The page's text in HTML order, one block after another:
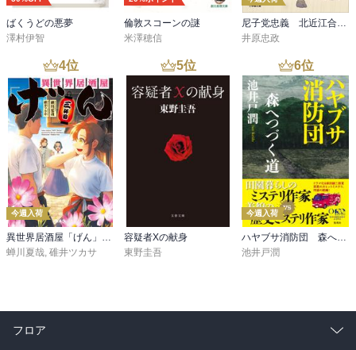
ばくうどの悪夢
澤村伊智
倫敦スコーンの謎
米澤穂信
尼子党忠義 北近江合戦心得〈八〉
井原忠政
4位
今週入荷
蝉川夏哉 碓井ツカサ
5位
容疑者Xの献身
東野圭吾
6位
今週入荷
池井戸潤
フロア